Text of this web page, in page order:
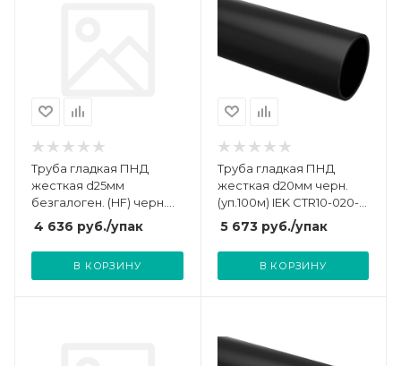
Труба гладкая ПНД
жесткая d25мм
безгалоген. (HF) черн.
(уп.100м) TOKOV
ELECTRIC TKE-THG-PND-
25-100-C05
4 636 руб./упак
В КОРЗИНУ
Труба гладкая ПНД
жесткая d20мм черн.
(уп.100м) IEK CTR10-020-
K02-100-1
5 673руб./упак
В КОРЗИНУ